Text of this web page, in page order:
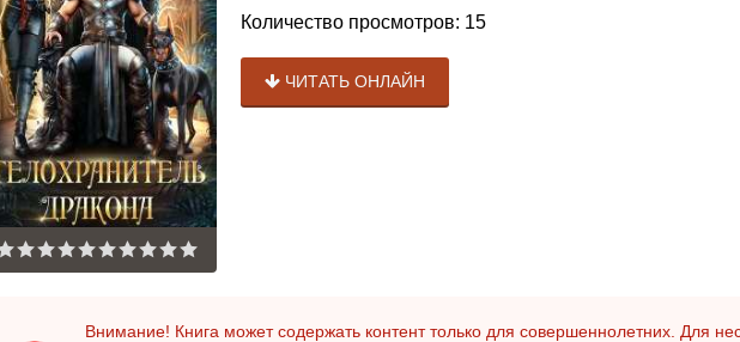
Количество просмотров: 15
ЧИТАТЬ ОНЛАЙН
Внимание! Книга может содержать контент только для совершеннолетних. Для